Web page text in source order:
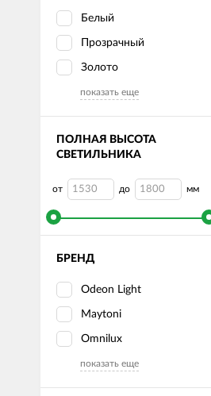
Белый
Прозрачный
Золото
показать еще
ПОЛНАЯ ВЫСОТА
СВЕТИЛЬНИКА
от до мм
БРЕНД
Odeon Light
Maytoni
Omnilux
показать еще